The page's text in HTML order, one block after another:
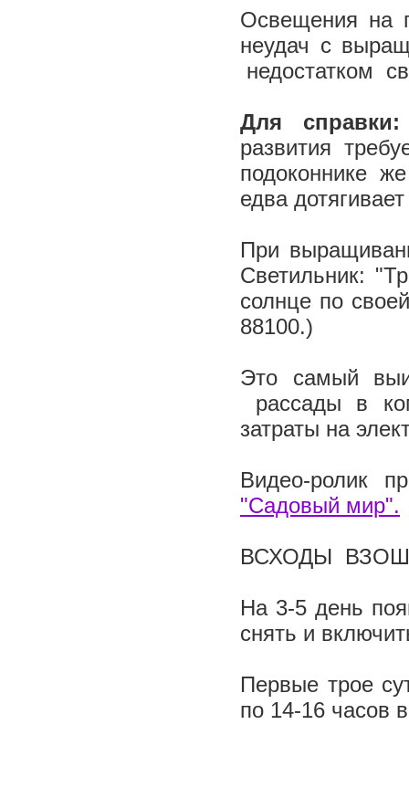
Освещения на
неудач с
недостатком
Для
развития
подоконнике
едва
При
Светильник:
солнце по
88100.)
Это самый
рассады в
затраты на
Видео-ролик
"Садовый мир".
ВСХОДЫ
На 3-5 день
снять и
Первые трое
по 14-16 часов